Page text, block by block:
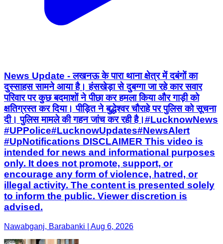
News Update - लखनऊ के पारा थाना क्षेत्र में दबंगों का
दुस्साहस सामने आया है। हंसखेड़ा से दुबग्गा जा रहे कार सवार
परिवार पर कुछ बदमाशों ने पीछा कर हमला किया और गाड़ी को
क्षतिग्रस्त कर दिया। पीड़ित ने बुद्धेश्वर चौराहे पर पुलिस को सूचना
दी। पुलिस मामले की गहन जांच कर रही है। ​#LucknowNews ​
#UPPolice ​#LucknowUpdates ​#NewsAlert ​
#UpNotifications DISCLAIMER This video is
intended for news and informational purposes
only. It does not promote, support, or
encourage any form of violence, hatred, or
illegal activity. The content is presented solely
to inform the public. Viewer discretion is
advised.
Nawabganj, Barabanki | Aug 6, 2026